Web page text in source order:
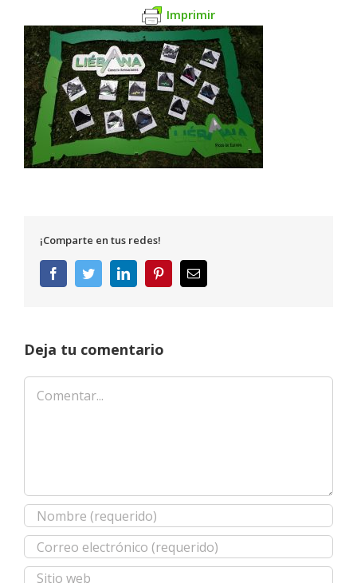
Imprimir
¡Comparte en tus redes!
FacebookTwitterLinkedInPinterestCorreo
electrónico
Deja tu comentario
Comentar